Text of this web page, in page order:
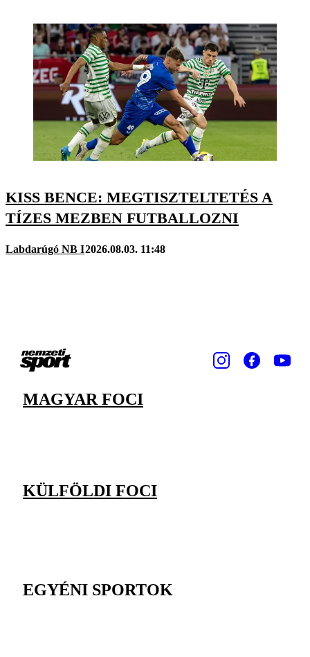
KISS BENCE: MEGTISZTELTETÉS A
TÍZES MEZBEN FUTBALLOZNI
Labdarúgó NB I2026.08.03. 11:48
MAGYAR FOCI
KÜLFÖLDI FOCI
EGYÉNI SPORTOK